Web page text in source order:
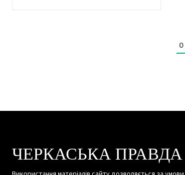
0
ЧЕРКАСЬКА ПРАВДА